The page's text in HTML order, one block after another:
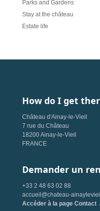
Parks and Gardens
Stay at the château
Estate life
How do I get
Château d'Ainay-le-Vieil
7 rue du Château
18200 Ainay-le-Vieil
FRANCE
Demander un
+33 2 48 63 02 88
accueil@chateau-
Accéder à la page Contact